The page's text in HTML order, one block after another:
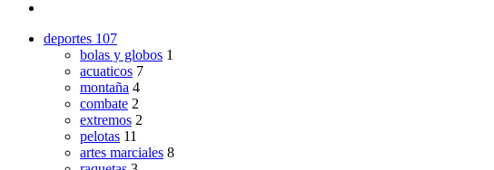
deportes 107
bolas y globos 1
acuaticos 7
montaña 4
combate 2
extremos 2
pelotas 11
artes marciales 8